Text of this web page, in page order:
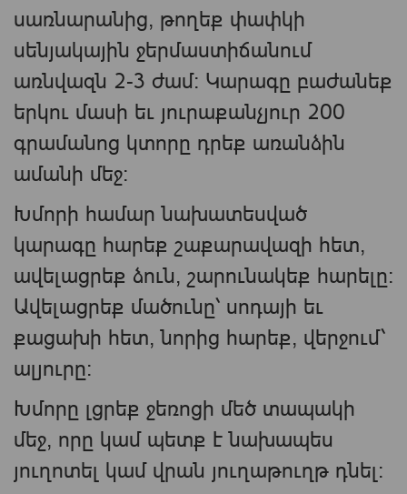
սառնարանից, թողեք փափկի
սենյակային ջերմաստիճանում
առնվազն 2-3 ժամ: Կարագը բաժանեք
երկու մասի եւ յուրաքանչյուր 200
գրամանոց կտորը դրեք առանձին
ամանի մեջ:
Խմորի համար նախատեսված
կարագը հարեք շաքարավազի հետ,
ավելացրեք ձուն, շարունակեք հարելը:
Ավելացրեք մածունը՝ սոդայի եւ
քացախի հետ, նորից հարեք, վերջում՝
ալյուրը:
Խմորը լցրեք ջեռոցի մեծ տապակի
մեջ, որը կամ պետք է նախապես
յուղոտել կամ վրան յուղաթուղթ դնել: